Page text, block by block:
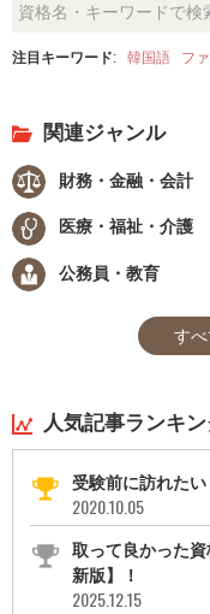
注目キーワード: 韓国語 フ
関連ジャンル
財務・金融・会計
医療・福祉・介護
公務員・教育
す
人気記事ランキン
受験前に訪れた
2020.10.05
取って良かった
新版】！
2025.12.15